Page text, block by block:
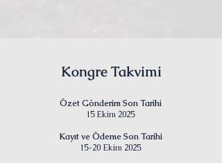
Kongre Takvimi
Özet Gönderim Son Tarihi
15 Ekim 2025
Kayıt ve Ödeme Son Tarihi
15-20 Ekim 2025